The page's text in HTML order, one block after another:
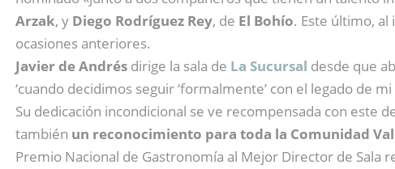
Arzak, y Diego Rodríguez Rey, de El Bohío. Este último, al
ocasiones anteriores.
Javier de Andrés dirige la sala de La Sucursal desde que
‘cuando decidimos seguir ‘formalmente’ con el legado de
Su dedicación incondicional se ve recompensada con este
también un reconocimiento para toda la Comunidad
Premio Nacional de Gastronomía al Mejor Director de Sala